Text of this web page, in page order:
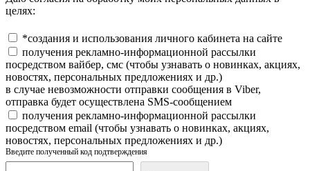
целях:
*создания и использования личного кабинета на сайте
получения рекламно-информационной рассылки
посредством вайбер, смс (чтобы узнавать о новинках, акциях,
новостях, персональных предложениях и др.)
в случае невозможности отправки сообщения в Viber,
отправка будет осуществлена SMS-сообщением
получения рекламно-информационной рассылки
посредством email (чтобы узнавать о новинках, акциях,
новостях, персональных предложениях и др.)
Введите полученный код подтверждения